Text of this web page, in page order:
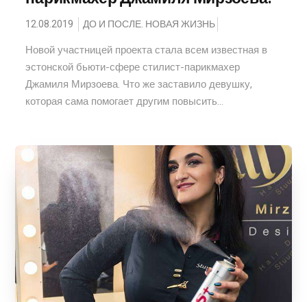
12.08.2019 ДО И ПОСЛЕ. НОВАЯ ЖИЗНЬ
Новой участницей проекта стала всем известная в
эстонской бьюти-сфере стилист-парикмахер
Джамиля Мирзоева. Что же заставило девушку,
которая сама помогает другим повысить...